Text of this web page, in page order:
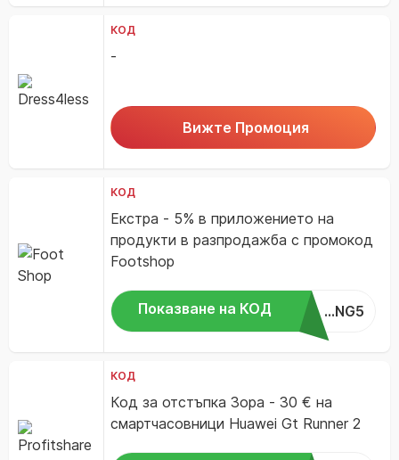
КОД
-
Вижте Промоция
КОД
Екстра - 5% в приложението на
продукти в разпродажба с промокод
Footshop
Показване на КОД ...NG5
КОД
Код за отстъпка Зора - 30 € на
смартчасовници Huawei Gt Runner 2